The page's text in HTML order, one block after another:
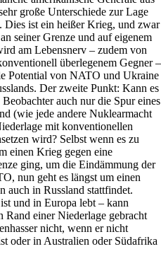
große Unterschiede zur Lage
ist ein heißer Krieg, und zwar
seiner Grenze und auf eigenem
am Lebensnerv – zudem von
überlegenem Gegner –
Potential von NATO und Ukraine
Der zweite Punkt: Kann es
auch nur die Spur eines
(wie jede andere Nuklearmacht
mit konventionellen
wird? Selbst wenn es zu
einen Krieg gegen eine
ging, um die Eindämmung der
nun geht es längst um einen
in Russland stattfindet.
und in Europa lebt – kann
Rand einer Niederlage gebracht
nicht, wenn er nicht
oder in Australien oder Südafrika